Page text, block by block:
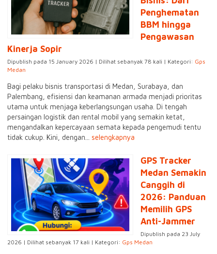
Penghematan
BBM hingga
Pengawasan
Kinerja Sopir
Dipublish pada 15 January 2026 | Dilihat sebanyak 78 kali | Kategori: Gps
Medan
​Bagi pelaku bisnis transportasi di Medan, Surabaya, dan
Palembang, efisiensi dan keamanan armada menjadi prioritas
utama untuk menjaga keberlangsungan usaha. Di tengah
persaingan logistik dan rental mobil yang semakin ketat,
mengandalkan kepercayaan semata kepada pengemudi tentu
tidak cukup. Kini, dengan... selengkapnya
GPS Tracker
Medan Semakin
Canggih di
2026: Panduan
Memilih GPS
Anti-Jammer
Dipublish pada 23 July
2026 | Dilihat sebanyak 17 kali | Kategori: Gps Medan